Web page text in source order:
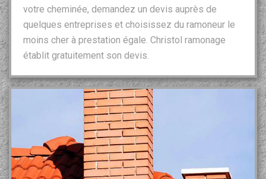
votre cheminée, demandez un devis auprès de
quelques entreprises et choisissez du ramoneur le
moins cher à prestation égale. Christol ramonage
établit gratuitement son devis.